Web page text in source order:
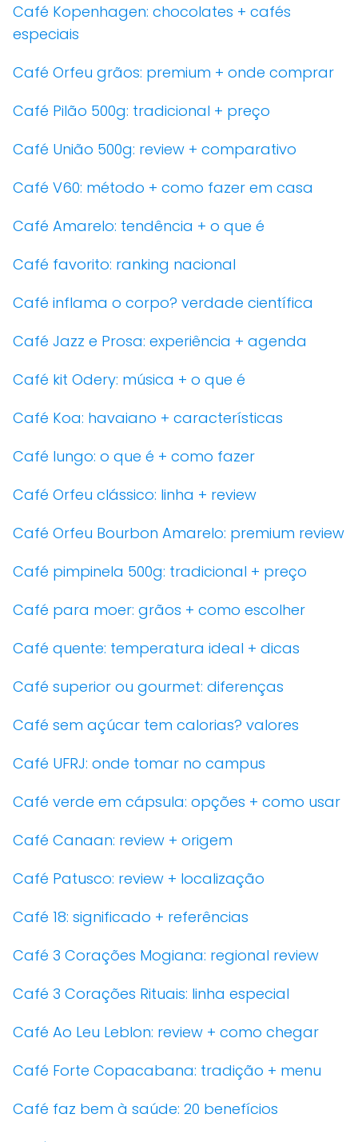
Café Kopenhagen: chocolates + cafés
especiais
Café Orfeu grãos: premium + onde comprar
Café Pilão 500g: tradicional + preço
Café União 500g: review + comparativo
Café V60: método + como fazer em casa
Café Amarelo: tendência + o que é
Café favorito: ranking nacional
Café inflama o corpo? verdade científica
Café Jazz e Prosa: experiência + agenda
Café kit Odery: música + o que é
Café Koa: havaiano + características
Café lungo: o que é + como fazer
Café Orfeu clássico: linha + review
Café Orfeu Bourbon Amarelo: premium review
Café pimpinela 500g: tradicional + preço
Café para moer: grãos + como escolher
Café quente: temperatura ideal + dicas
Café superior ou gourmet: diferenças
Café sem açúcar tem calorias? valores
Café UFRJ: onde tomar no campus
Café verde em cápsula: opções + como usar
Café Canaan: review + origem
Café Patusco: review + localização
Café 18: significado + referências
Café 3 Corações Mogiana: regional review
Café 3 Corações Rituais: linha especial
Café Ao Leu Leblon: review + como chegar
Café Forte Copacabana: tradição + menu
Café faz bem à saúde: 20 benefícios